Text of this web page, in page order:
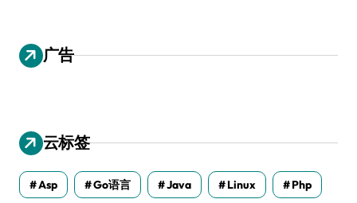
广告
云标签
Asp Go语言 Java Linux Php